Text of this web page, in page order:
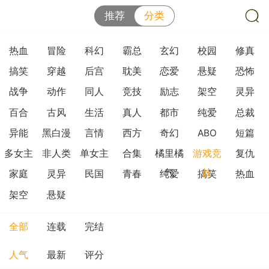
推荐 分类
热血 冒险 科幻 霸总 玄幻 校园
修真
搞笑
穿越 后宫 耽美 恋爱 悬疑
恐怖
战争
动作 同人 竞技 励志 架空
灵异
百合
古风 生活 真人 都市 纯爱
总裁
异能
黑白漫 言情 西方 奇幻 ABO
短篇
多女主
非人类 单女主 合集
橘里橘
气
游戏竞
技
复仇
家庭
灵异 民国 青春 纯爱 搞笑
热血
架空
悬疑
全部 连载 完结
人气 最新 评分